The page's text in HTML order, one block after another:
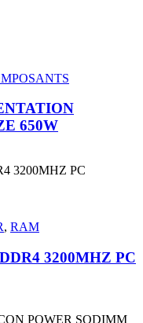
650W
, RAM
3200MHZ PC